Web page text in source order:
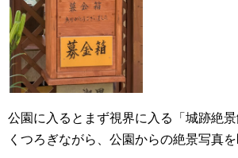
公園に入るとまず視界に入る「城跡絶
くつろぎながら、公園からの絶景写真を